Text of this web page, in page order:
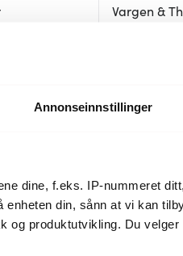
Annonseinnstillinger
dine, f.eks. IP-nummeret
din, sånn at vi kan
og produktutvikling. Du
Vargen &
serie